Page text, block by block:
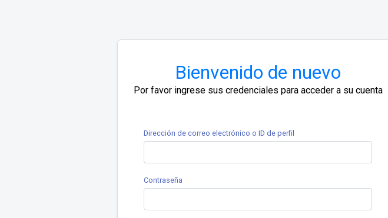
Bienvenido de nuevo
Por favor ingrese sus credenciales para acceder a su cuenta
Dirección de correo electrónico o ID de perfil
Contraseña